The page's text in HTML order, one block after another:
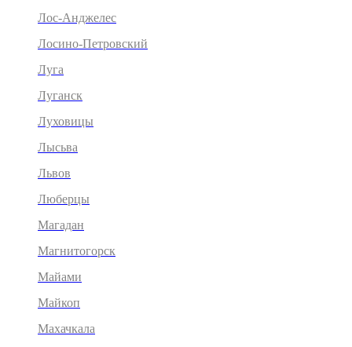
Лос-Анджелес
Лосино-Петровский
Луга
Луганск
Луховицы
Лысьва
Львов
Люберцы
Магадан
Магнитогорск
Майами
Майкоп
Махачкала